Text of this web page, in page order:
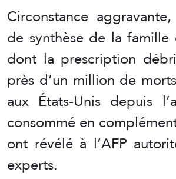
Circonstance
de synthèse de la
dont la prescription
près d’un million de
aux États-Unis depuis
consommé en
ont révélé à l’AFP
experts.